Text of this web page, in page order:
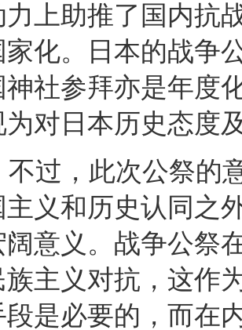
力上助推了国内抗
家化。日本的战争
神社参拜亦是年度
为对日本历史态度
过，此次公祭的
主义和历史认同之
阔意义。战争公祭
族主义对抗，这作
段是必要的，而在